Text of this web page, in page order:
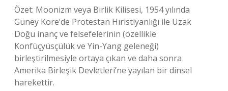
Özet: Moonizm veya Birlik Kilisesi, 1954 yılında
Güney Kore’de Protestan Hıristiyanlığı ile Uzak
Doğu inanç ve felsefelerinin (özellikle
Konfüçyüsçülük ve Yin-Yang geleneği)
birleştirilmesiyle ortaya çıkan ve daha sonra
Amerika Birleşik Devletleri’ne yayılan bir dinsel
harekettir.